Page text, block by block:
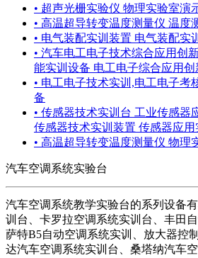
• 超声光栅实验仪 物理实验室演
• 高温超导转变温度测量仪 温度
• 电气装配实训装置 电气装配实
• 汽车电工电子技术综合应用创
能实训设备 电工电子综合应用创
• 电工电子技术实训,电工电子考
备
• 传感器技术实训台 工业传感器
传感器技术实训装置 传感器应用
• 高温超导转变温度测量仪 物理
汽车空调系统实验台
汽车空调系统教学实验台的系列设备
训台、卡罗拉空调系统实训台、丰田
萨特B5自动空调系统实训、放大器控
达汽车空调系统实训台、桑塔纳汽车